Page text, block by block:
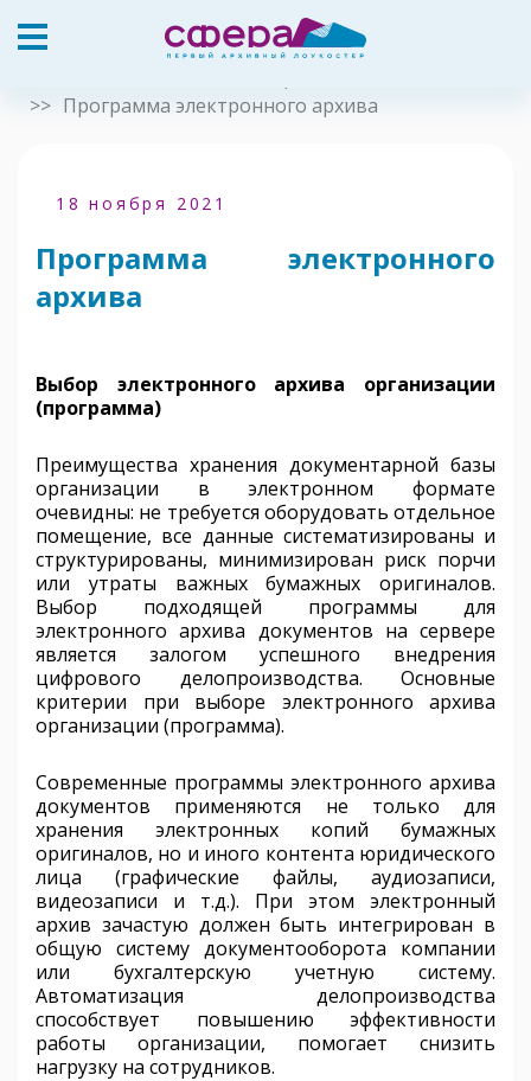
Программа электронного архива
18 ноября 2021
Программа электронного
архива
Выбор электронного архива организации
(программа)
Преимущества хранения документарной базы
организации в электронном формате
очевидны: не требуется оборудовать отдельное
помещение, все данные систематизированы и
структурированы, минимизирован риск порчи
или утраты важных бумажных оригиналов.
Выбор подходящей программы для
электронного архива документов на сервере
является залогом успешного внедрения
цифрового делопроизводства. Основные
критерии при выборе электронного архива
организации (программа).
Современные программы электронного архива
документов применяются не только для
хранения электронных копий бумажных
оригиналов, но и иного контента юридического
лица (графические файлы, аудиозаписи,
видеозаписи и т.д.). При этом электронный
архив зачастую должен быть интегрирован в
общую систему документооборота компании
или бухгалтерскую учетную систему.
Автоматизация делопроизводства
способствует повышению эффективности
работы организации, помогает снизить
нагрузку на сотрудников.